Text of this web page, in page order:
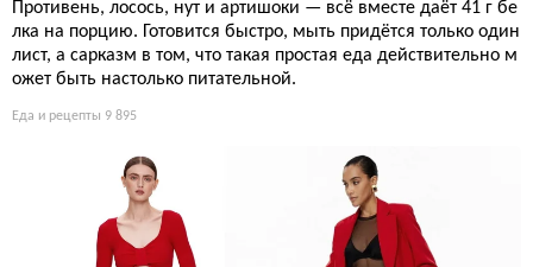
Противень, лосось, нут и артишоки — всё вместе даёт 41 г бе
лка на порцию. Готовится быстро, мыть придётся только один
лист, а сарказм в том, что такая простая еда действительно м
ожет быть настолько питательной.
Еда и рецепты 9 895